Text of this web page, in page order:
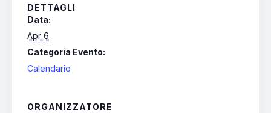
DETTAGLI
Data:
Apr 6
Categoria Evento:
Calendario
ORGANIZZATORE